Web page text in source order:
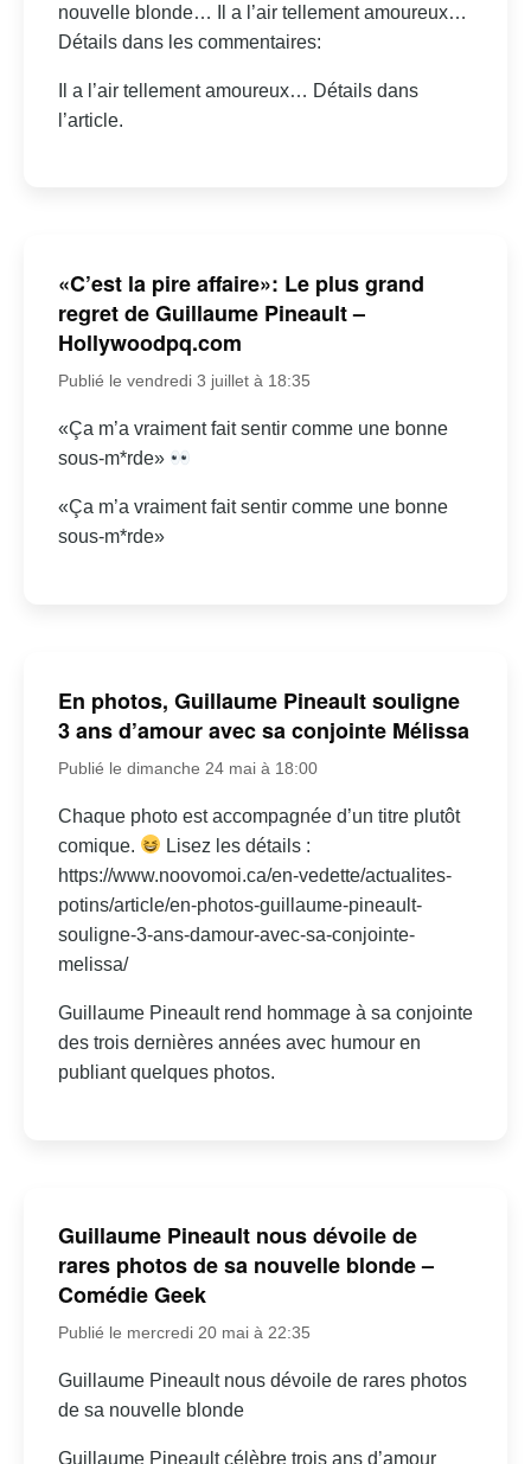
nouvelle blonde… Il a l’air tellement amoureux…
Détails dans les commentaires:
Il a l’air tellement amoureux… Détails dans
l’article.
«C’est la pire affaire»: Le plus grand
regret de Guillaume Pineault –
Hollywoodpq.com
Publié le vendredi 3 juillet à 18:35
«Ça m’a vraiment fait sentir comme une bonne
sous-m*rde»
«Ça m’a vraiment fait sentir comme une bonne
sous-m*rde»
En photos, Guillaume Pineault souligne
3 ans d’amour avec sa conjointe Mélissa
Publié le dimanche 24 mai à 18:00
Chaque photo est accompagnée d’un titre plutôt
comique.
Lisez les détails :
https://www.noovomoi.ca/en-vedette/actualites-
potins/article/en-photos-guillaume-pineault-
souligne-3-ans-damour-avec-sa-conjointe-
melissa/
Guillaume Pineault rend hommage à sa conjointe
des trois dernières années avec humour en
publiant quelques photos.
Guillaume Pineault nous dévoile de
rares photos de sa nouvelle blonde –
Comédie Geek
Publié le mercredi 20 mai à 22:35
Guillaume Pineault nous dévoile de rares photos
de sa nouvelle blonde
Guillaume Pineault célèbre trois ans d’amour